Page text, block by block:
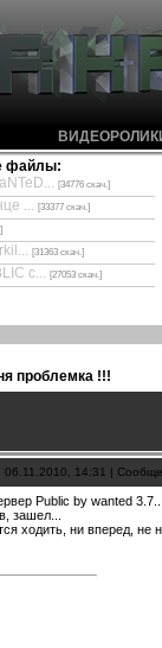
файлы:
[34776 скач.]
... [33377 скач.]
[31363 скач.]
с... [27053 скач.]
проблемка !!!
06.11.2010, 14:31 |
Public by wanted
зашел...
ходить, ни вперед, не